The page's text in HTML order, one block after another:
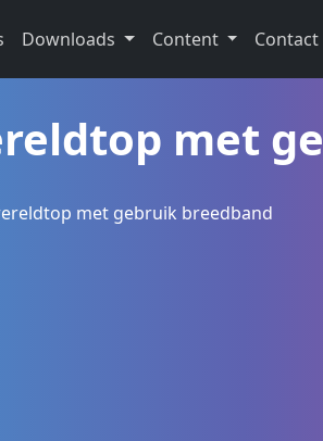
Downloads Content Contact
met
met gebruik breedband